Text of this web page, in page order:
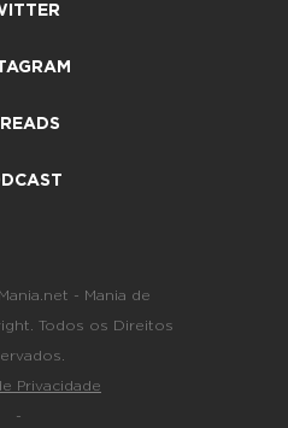
- Mania de
Todos os Direitos
Privacidade
-